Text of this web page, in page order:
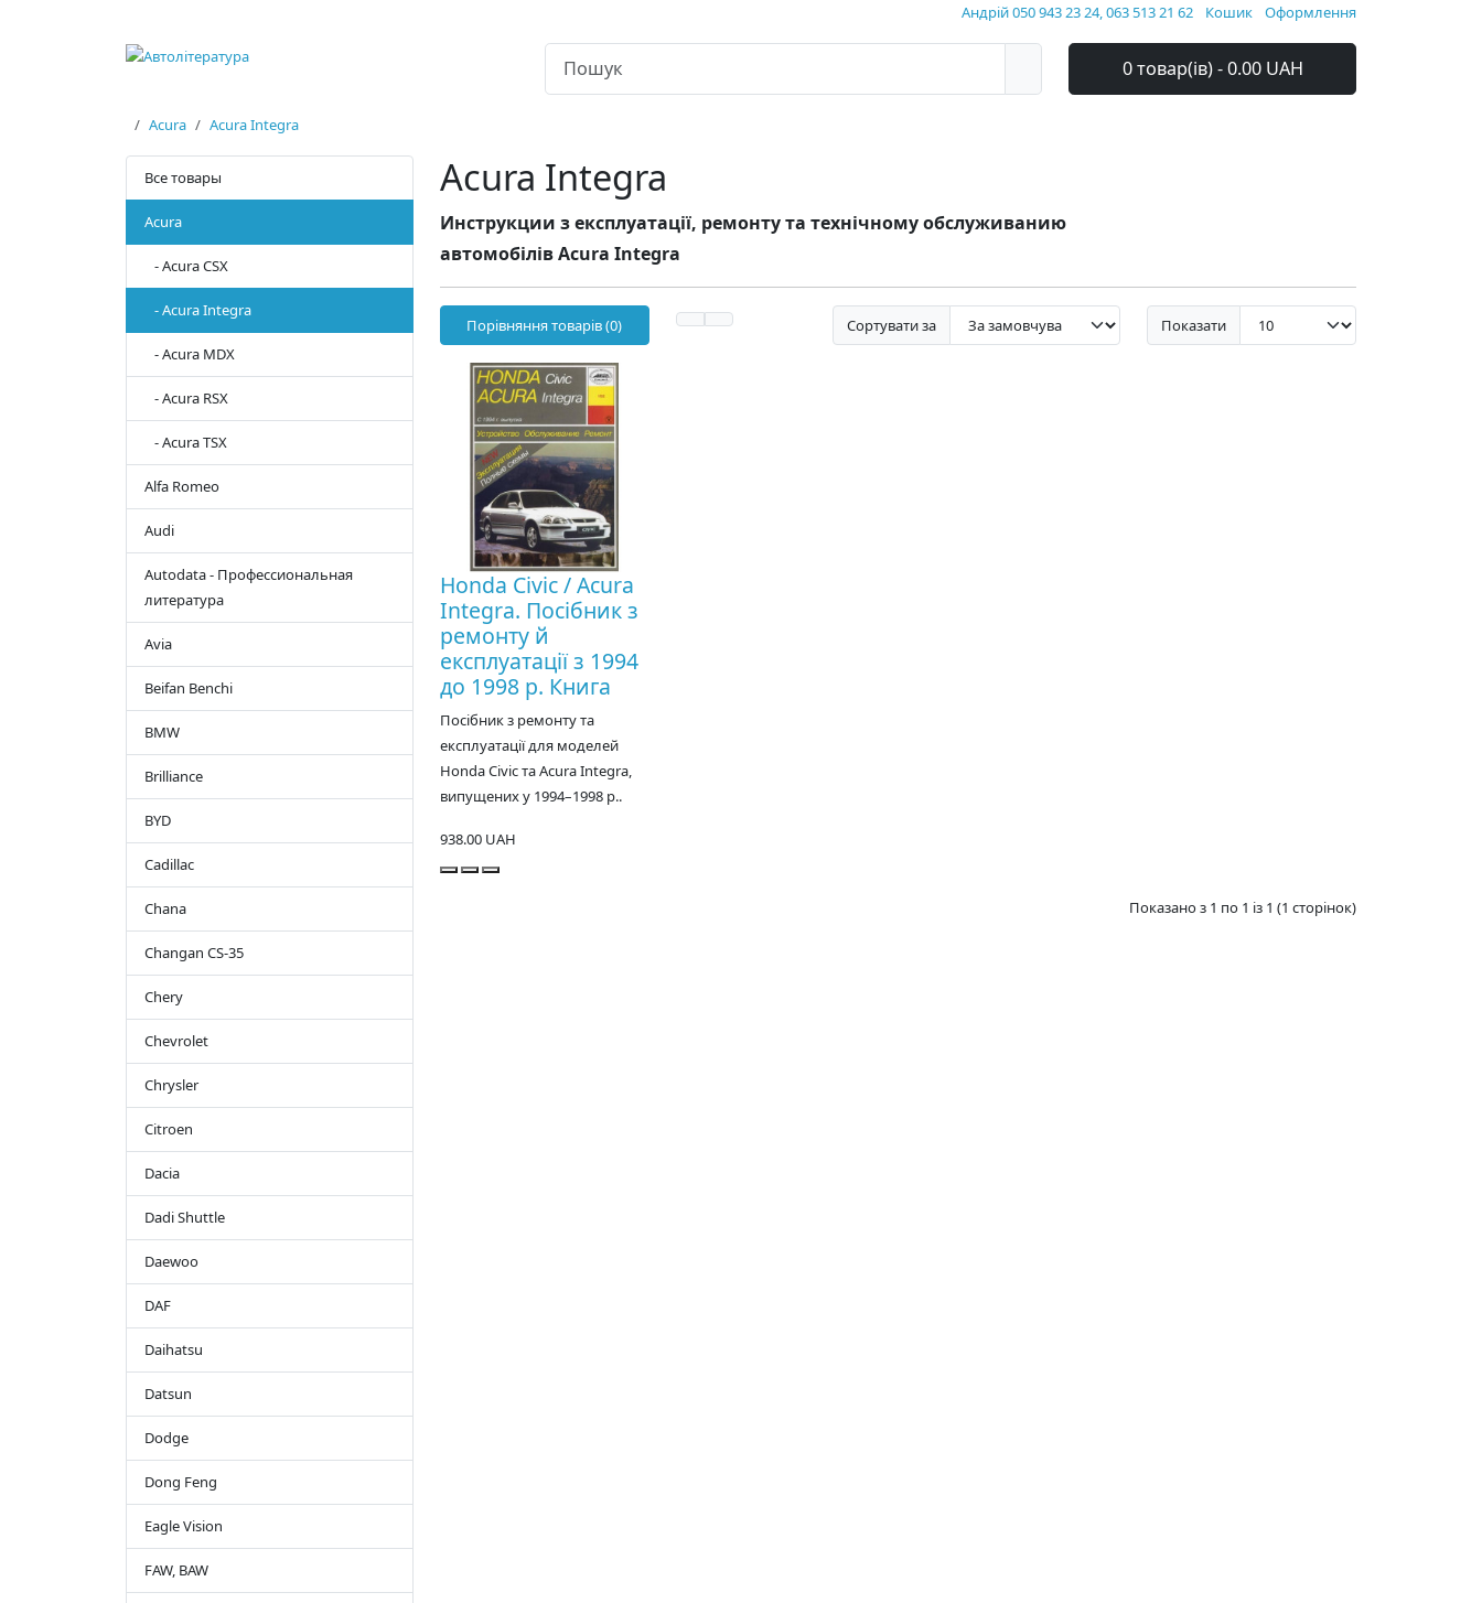
Андрій 050 943 23 24, 063 513 21 62 Кошик Оформлення
0 товар(ів) - 0.00 UAH
Acura Acura Integra
Все товары
Acura
- Acura CSX
- Acura Integra
- Acura MDX
- Acura RSX
- Acura TSX
Alfa Romeo
Audi
Autodata - Профессиональная
литература
Avia
Beifan Benchi
BMW
Brilliance
BYD
Cadillac
Chana
Changan CS-35
Chery
Chevrolet
Chrysler
Citroen
Dacia
Dadi Shuttle
Daewoo
DAF
Daihatsu
Datsun
Dodge
Dong Feng
Eagle Vision
FAW, BAW
Acura Integra
Инструкции з експлуатації, ремонту та технічному обслуживанию
автомобілів Acura Integra
Порівняння товарів (0) Сортувати за Показати
Honda Civic / Acura
Integra. Посібник з
ремонту й
експлуатації з 1994
до 1998 р. Книга
Посібник з ремонту та
експлуатації для моделей
Honda Civic та Acura Integra,
випущених у 1994–1998 р..
938.00 UAH
Показано з 1 по 1 із 1 (1 сторінок)